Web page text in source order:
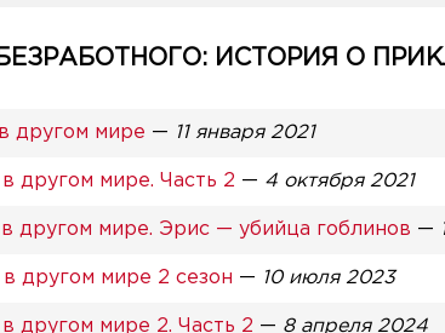
ИСТОРИЯ О
другом мире — 11 января 2021
другом мире. Часть 2 — 4 октября 2021
другом мире. Эрис — убийца гоблинов —
другом мире 2 сезон — 10 июля 2023
другом мире 2. Часть 2 — 8 апреля 2024